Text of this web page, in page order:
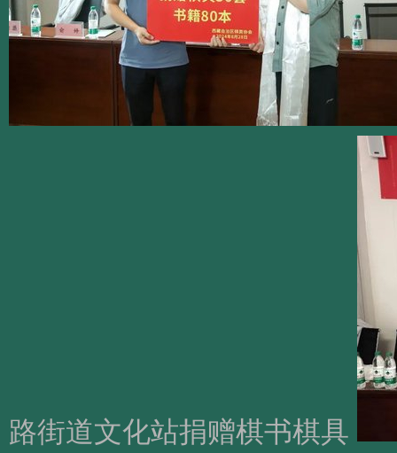
路街道文化站捐赠棋书棋具